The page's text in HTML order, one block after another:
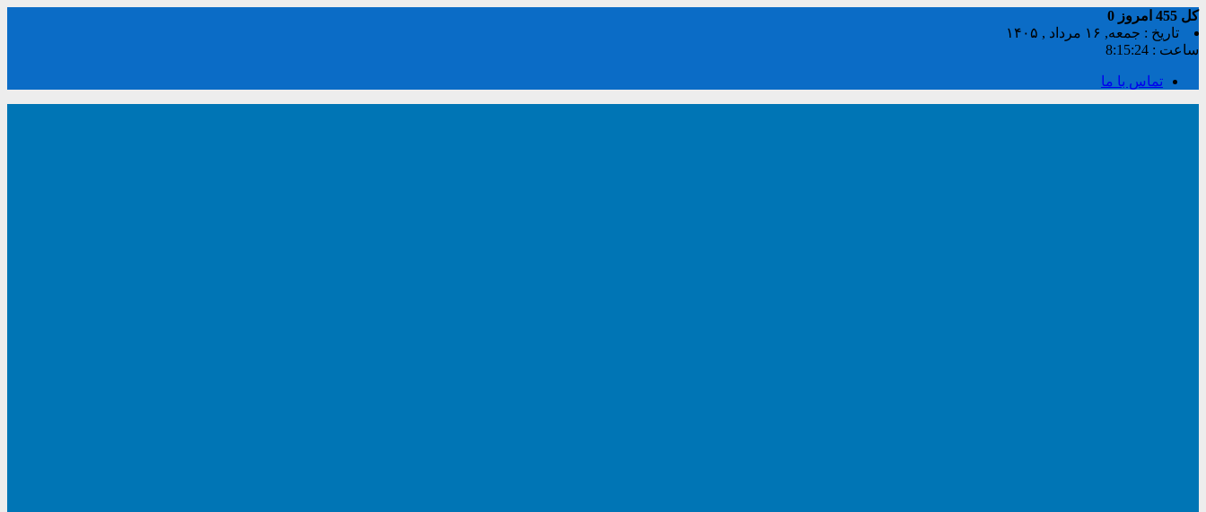
کل امروز 0
تاریخ : جمعه, ۱۶ مرداد , ۱۴۰۵
ساعت : 8:15:25
تماس با ما